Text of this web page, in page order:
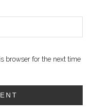
browser for the next time